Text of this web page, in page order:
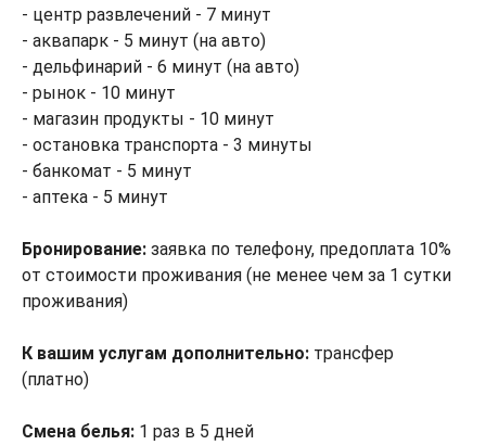
- центр развлечений - 7 минут
- аквапарк - 5 минут (на авто)
- дельфинарий - 6 минут (на авто)
- рынок - 10 минут
- магазин продукты - 10 минут
- остановка транспорта - 3 минуты
- банкомат - 5 минут
- аптека - 5 минут
Бронирование: заявка по телефону, предоплата 10%
от стоимости проживания (не менее чем за 1 сутки
проживания)
К вашим услугам дополнительно: трансфер
(платно)
Смена белья: 1 раз в 5 дней